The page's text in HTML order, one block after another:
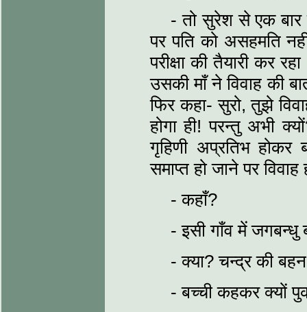
- तो सुरेश से एक
पर पति को असहमति
परीक्षा की तैयारी कर
उसकी माँ ने विवाह की
फिर कहा- सुरो, तुझे
होगा ही! परन्तु अभी
गृहिणी अप्रतिभ होकर
समाप्त हो जाने पर विवाह
- कहाँ?
- इसी गाँव में
- क्या? चन्द्र की
- बच्ची कहकर क्यों